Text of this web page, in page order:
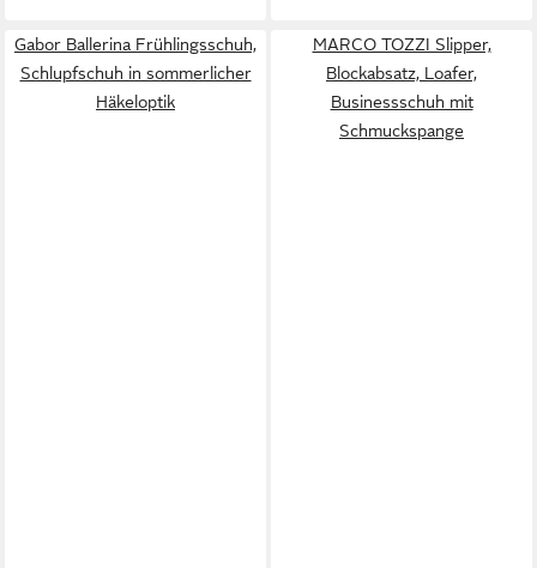
Gabor Ballerina Frühlingsschuh,
Schlupfschuh in sommerlicher
Häkeloptik
MARCO TOZZI Slipper,
Blockabsatz, Loafer,
Businessschuh mit
Schmuckspange